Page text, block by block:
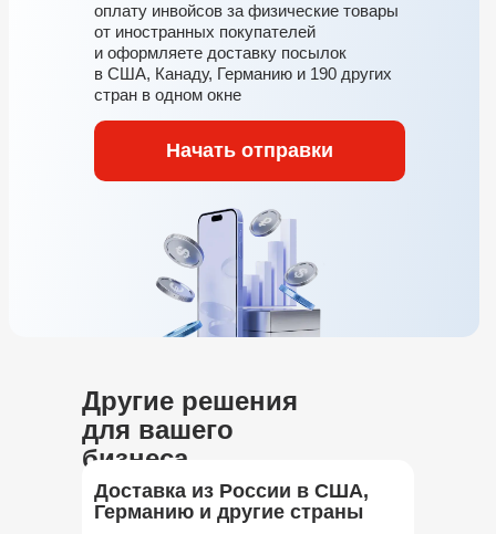
оплату инвойсов за физические товары
от иностранных покупателей
и оформляете доставку посылок
в США, Канаду, Германию и 190 других
стран в одном окне
Начать отправки
Другие решения
для вашего
бизнеса
Доставка из России в США,
Германию и другие страны